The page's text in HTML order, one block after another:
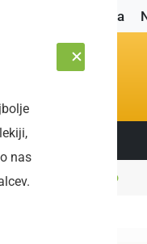
Naslovnica
nas
se ozrite v nebo